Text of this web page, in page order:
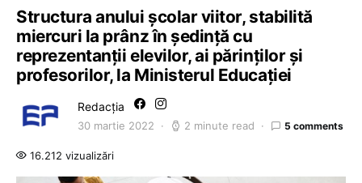
Structura anului școlar viitor, stabilită
miercuri la prânz în ședință cu
reprezentanții elevilor, ai părinților și
profesorilor, la Ministerul Educației
Redacția
30 martie 2022 2 minute read 5 comments
16.212 vizualizări